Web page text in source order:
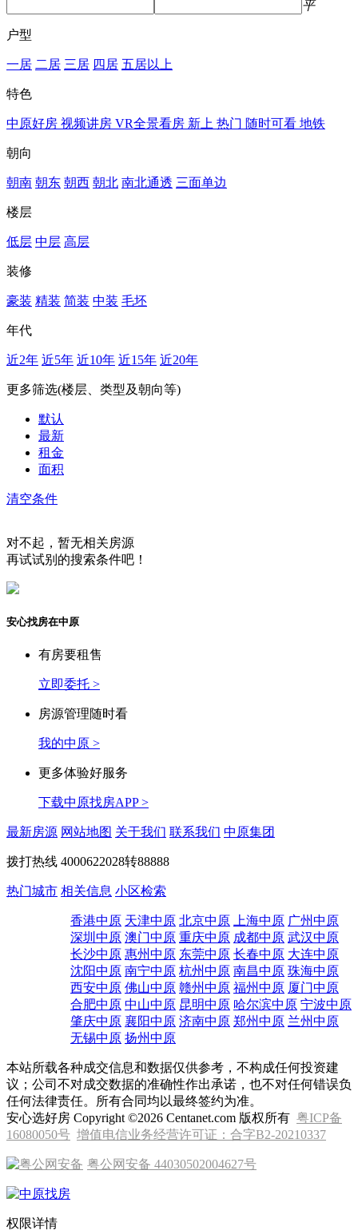
平
户型
一居 二居 三居 四居 五居以上
特色
中原好房 视频讲房 VR全景看房 新上 热门 随时可看 地铁
朝向
朝南 朝东 朝西 朝北 南北通透 三面单边
楼层
低层 中层 高层
装修
豪装 精装 简装 中装 毛坯
年代
近2年 近5年 近10年 近15年 近20年
更多筛选(楼层、类型及朝向等)
默认
最新
租金
面积
清空条件
对不起，暂无相关房源
再试试别的搜索条件吧！
安心找房在中原
有房要租售
立即委托 >
房源管理随时看
我的中原 >
更多体验好服务
下载中原找房APP >
最新房源 网站地图 关于我们 联系我们 中原集团
拨打热线 4000622028转88888
热门城市 相关信息 小区检索
香港中原 天津中原 北京中原 上海中原 广州中原
深圳中原 澳门中原 重庆中原 成都中原 武汉中原
长沙中原 惠州中原 东莞中原 长春中原 大连中原
沈阳中原 南宁中原 杭州中原 南昌中原 珠海中原
西安中原 佛山中原 赣州中原 福州中原 厦门中原
合肥中原 中山中原 昆明中原 哈尔滨中原 宁波中原
肇庆中原 襄阳中原 济南中原 郑州中原 兰州中原
无锡中原 扬州中原
本站所载各种成交信息和数据仅供参考，不构成任何投资建
议；公司不对成交数据的准确性作出承诺，也不对任何错误负
任何法律责任。所有合同均以最终签约为准。
安心选好房 Copyright ©2026 Centanet.com 版权所有 粤ICP备
16080050号 增值电信业务经营许可证：合字B2-20210337
粤公网安备 44030502004627号
权限详情